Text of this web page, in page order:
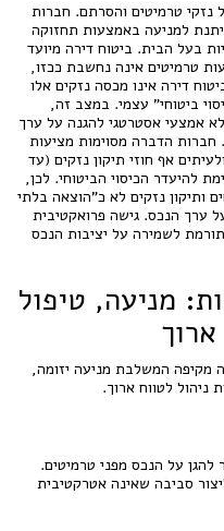
נזקי טרמיטים והסרתם. חברות
למניעה באמצעות תחזוקה
בעל הבית. ביטוח דירה מיועד
טרמיטים אינה נחשבת ככזו,
דירה אינו מכסה נזקים אלו
ביטוחי" עצמי. במצב זה,
אמצעי אסטרטגי להגנה על ערך
הדברה מסוימות מציעות
אף חוזי תיקון נזקים (עד
להיעדר הכיסוי הביטוחי. לכן,
ותיקון נזקים לא כ"הוצאה בלתי
הנכס. גישה פרואקטיבית
תורמת לשמירה על יציבות הנכס
מניעה, טיפול
מקיפה המשלבת מניעה יזומה,
ניהול לטווח ארוך.
להגן על הנכס מפני טרמיטים.
סביבה שאינה אטרקטיבית